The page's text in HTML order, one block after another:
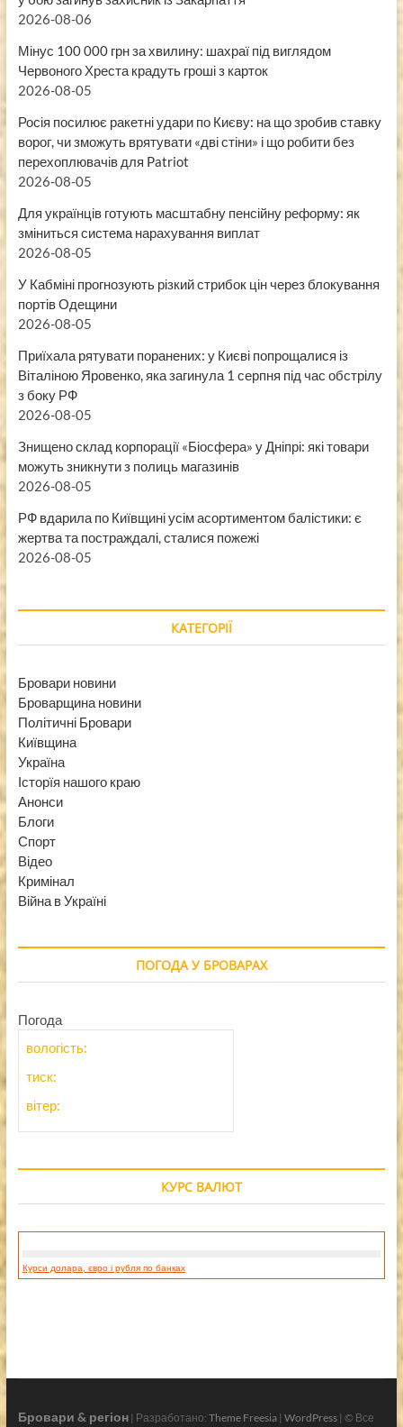
2026-08-06
Мінус 100 000 грн за хвилину: шахраї під виглядом
Червоного Хреста крадуть гроші з карток
2026-08-05
Росія посилює ракетні удари по Києву: на що зробив ставку
ворог, чи зможуть врятувати «дві стіни» і що робити без
перехоплювачів для Patriot
2026-08-05
Для українців готують масштабну пенсійну реформу: як
зміниться система нарахування виплат
2026-08-05
У Кабміні прогнозують різкий стрибок цін через блокування
портів Одещини
2026-08-05
Приїхала рятувати поранених: у Києві попрощалися із
Віталіною Яровенко, яка загинула 1 серпня під час обстрілу
з боку РФ
2026-08-05
Знищено склад корпорації «Біосфера» у Дніпрі: які товари
можуть зникнути з полиць магазинів
2026-08-05
РФ вдарила по Київщині усім асортиментом балістики: є
жертва та постраждалі, сталися пожежі
2026-08-05
КАТЕГОРІЇ
Бровари новини
Броварщина новини
Політичні Бровари
Київщина
Україна
Історїя нашого краю
Анонси
Блоги
Спорт
Відео
Кримінал
Війна в Україні
ПОГОДА У БРОВАРАХ
Погода
вологість:
тиск:
вітер:
КУРС ВАЛЮТ
Курси долара, євро і рубля по банках
Бровари & регіон| Разработано: Theme Freesia| WordPress| © Все